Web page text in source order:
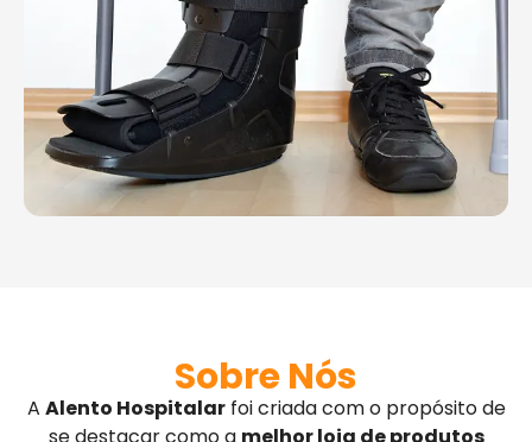
Sobre Nós
A Alento Hospitalarfoi criada com o propósito de